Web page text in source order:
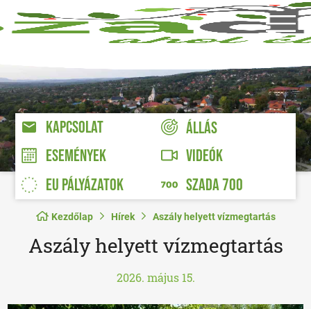
KAPCSOLAT
ÁLLÁS
ESEMÉNYEK
VIDEÓK
EU PÁLYÁZATOK
SZADA 700
Kezdőlap Hírek Aszály helyett vízmegtartás
Aszály helyett vízmegtartás
2026. május 15.